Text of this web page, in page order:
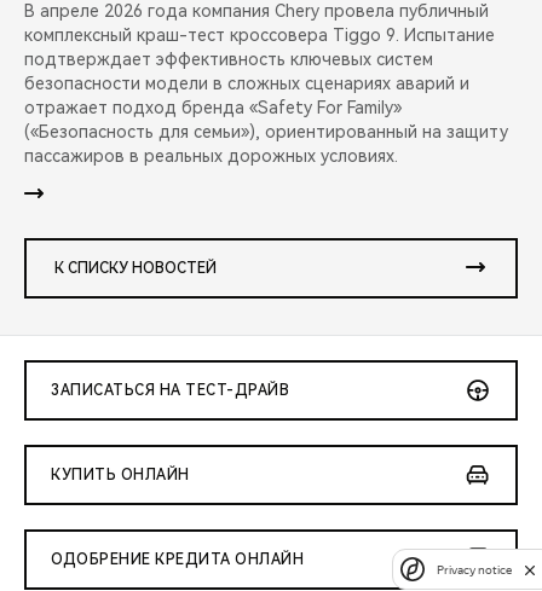
В апреле 2026 года компания Chery провела публичный
комплексный краш-тест кроссовера Tiggo 9. Испытание
подтверждает эффективность ключевых систем
безопасности модели в сложных сценариях аварий и
отражает подход бренда «Safety For Family»
(«Безопасность для семьи»), ориентированный на защиту
пассажиров в реальных дорожных условиях.
К СПИСКУ НОВОСТЕЙ
ЗАПИСАТЬСЯ НА ТЕСТ-ДРАЙВ
КУПИТЬ ОНЛАЙН
ОДОБРЕНИЕ КРЕДИТА ОНЛАЙН
Privacy notice